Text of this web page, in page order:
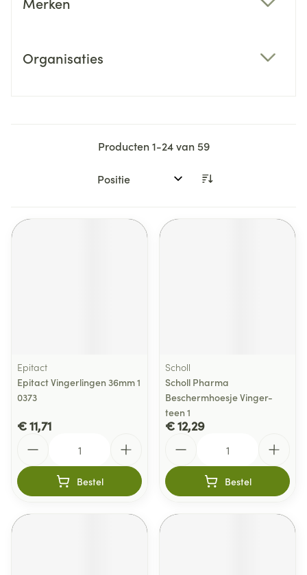
Organisaties
Producten1-24van59
Sorteer op:
Epitact
Epitact Vingerlingen 36mm 1
0373
€ 11,71
Bestel
Scholl
Scholl Pharma
Beschermhoesje Vinger-
teen 1
€ 12,29
Bestel